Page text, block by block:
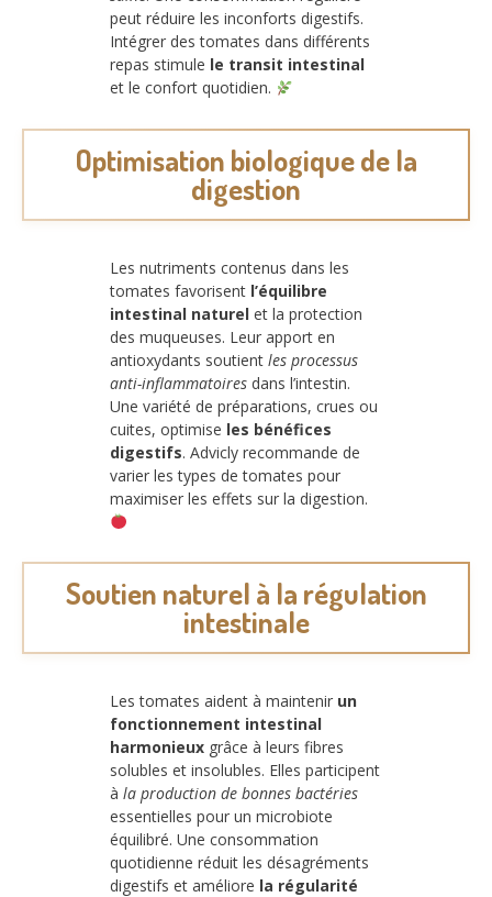
peut réduire les inconforts digestifs.
Intégrer des tomates dans différents
repas stimule le transit intestinal
et le confort quotidien.
Optimisation biologique de la
digestion
Les nutriments contenus dans les
tomates favorisent l’équilibre
intestinal naturel et la protection
des muqueuses. Leur apport en
antioxydants soutient les processus
anti-inflammatoires dans l’intestin.
Une variété de préparations, crues ou
cuites, optimise les bénéfices
digestifs. Advicly recommande de
varier les types de tomates pour
maximiser les effets sur la digestion.
Soutien naturel à la régulation
intestinale
Les tomates aident à maintenir un
fonctionnement intestinal
harmonieux grâce à leurs fibres
solubles et insolubles. Elles participent
à la production de bonnes bactéries
essentielles pour un microbiote
équilibré. Une consommation
quotidienne réduit les désagréments
digestifs et améliore la régularité